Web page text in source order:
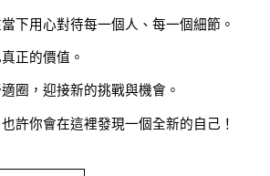
下用心對待每一個人、每一個細節。
正的價值。
圈，迎接新的挑戰與機會。
許你會在這裡發現一個全新的自己！